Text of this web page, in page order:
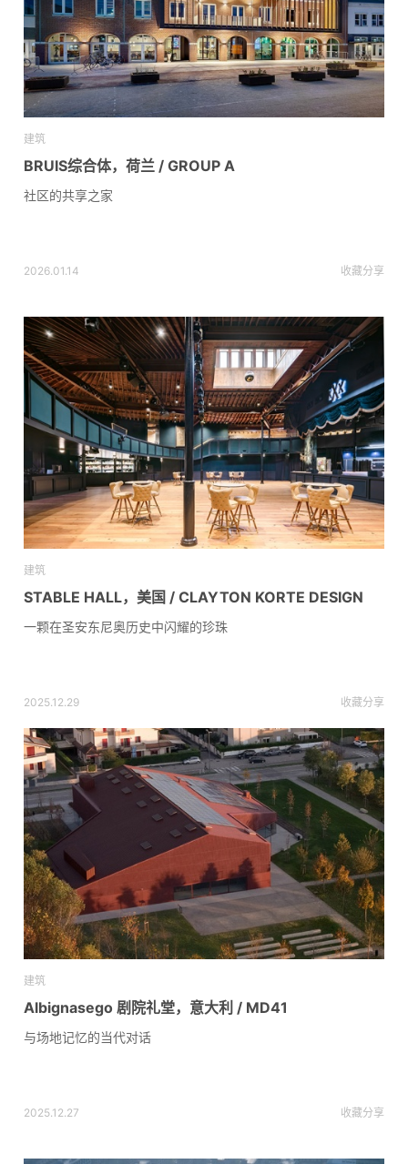
建筑
BRUIS综合体，荷兰 / GROUP A
社区的共享之家
2026.01.14 收藏分享
建筑
STABLE HALL，美国 / CLAYTON KORTE DESIGN
一颗在圣安东尼奥历史中闪耀的珍珠
2025.12.29 收藏分享
建筑
Albignasego 剧院礼堂，意大利 / MD41
与场地记忆的当代对话
2025.12.27 收藏分享